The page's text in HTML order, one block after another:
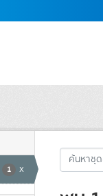
1 x